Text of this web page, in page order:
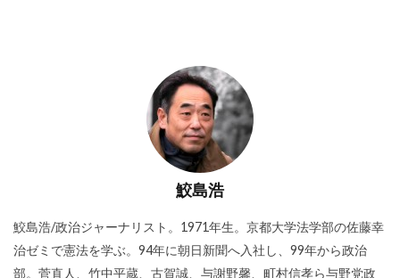
鮫島浩
鮫島浩/政治ジャーナリスト。1971年生。京都大学法学部の佐藤幸
治ゼミで憲法を学ぶ。94年に朝日新聞へ入社し、99年から政治
部。菅直人、竹中平蔵、古賀誠、与謝野馨、町村信孝ら与野党政